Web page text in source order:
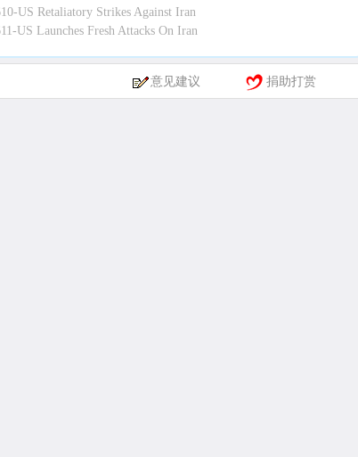
US Retaliatory Strikes Against Iran
US Launches Fresh Attacks On Iran
意见建议 捐助打赏